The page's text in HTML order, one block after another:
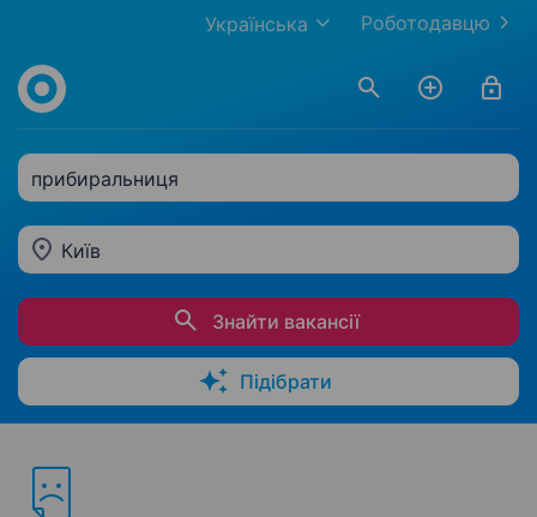
Роботодавцю
Українська
прибиральниця
Київ
Знайти вакансії
Підібрати